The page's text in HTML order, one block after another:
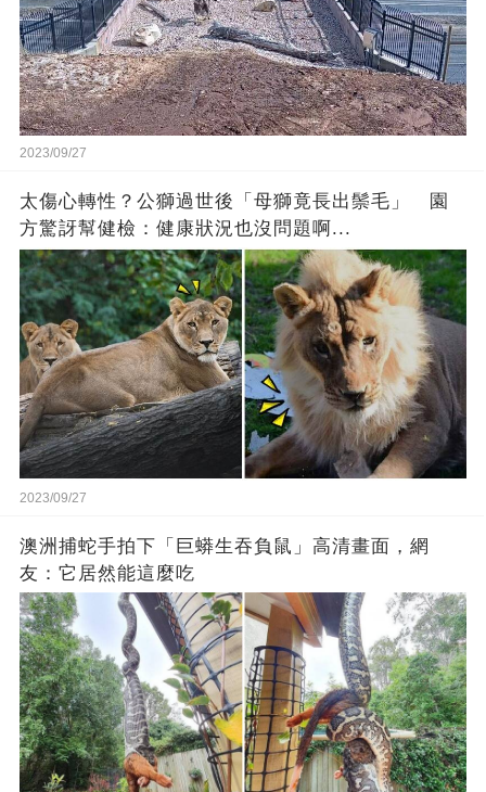
2023/09/27
太傷心轉性？公獅過世後「母獅竟長出鬃毛」 園
方驚訝幫健檢：健康狀況也沒問題啊...
2023/09/27
澳洲捕蛇手拍下「巨蟒生吞負鼠」高清畫面，網
友：它居然能這麼吃